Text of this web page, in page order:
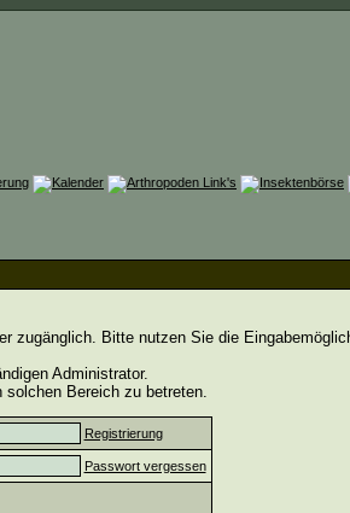
zugänglich. Bitte nutzen Sie die
Administrator.
Bereich zu betreten.
Registrierung
Passwort vergessen